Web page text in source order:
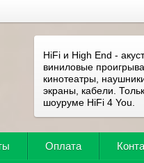
HiFi и High End -
виниловые
кинотеатры,
экраны, кабели.
шоуруме HiFi 4 You.
Оплата